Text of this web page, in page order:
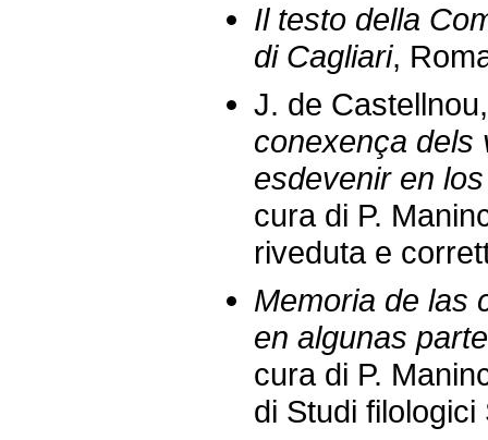
Il testo della
di Cagliari,
J. de
conexença dels
esdevenir en
cura di P.
riveduta e
Memoria de las
en algunas
cura di P.
di Studi